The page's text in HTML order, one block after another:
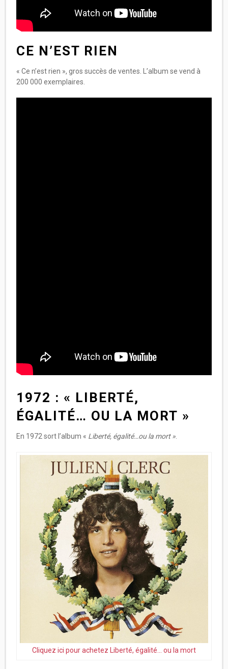
CE N’EST RIEN
« Ce n’est rien », gros succès de ventes. L’album se vend à
200 000 exemplaires.
1972 : « LIBERTÉ,
ÉGALITÉ… OU LA MORT »
En 1972 sort l’album « Liberté, égalité…ou la mort ».
Cliquez ici pour achetez Liberté, égalité… ou la mort